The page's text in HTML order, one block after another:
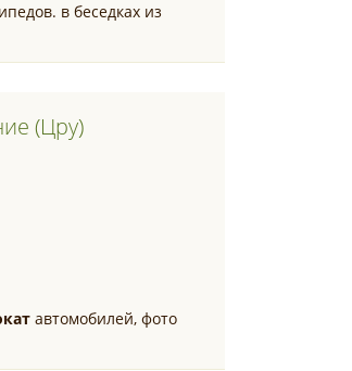
в беседках из
(цру)
автомобилей, фото